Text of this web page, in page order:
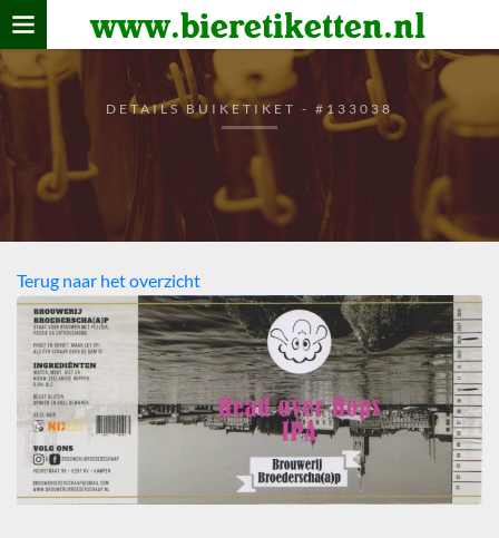
www.bieretiketten.nl
Home
verzamelen
De bierkaart
Bezoekers
DETAILS BUIKETIKET - #133038
Terug naar het overzicht